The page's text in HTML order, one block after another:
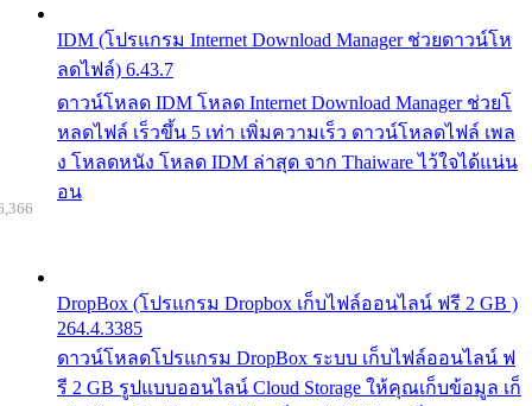
IDM (โปรแกรม Internet Download Manager ช่วยดาวน์โห
ลดไฟล์) 6.43.7
ดาวน์โหลด IDM โหลด Internet Download Manager ช่วยโ
หลดไฟล์ เร็วขึ้น 5 เท่า เพิ่มความเร็ว ดาวน์โหลดไฟล์ เพล
ง โหลดหนัง โหลด IDM ล่าสุด จาก Thaiware ไว้ใจได้แน่น
อน
DropBox (โปรแกรม Dropbox เก็บไฟล์ออนไลน์ ฟรี 2 GB )
264.4.3385
ดาวน์โหลดโปรแกรม DropBox ระบบ เก็บไฟล์ออนไลน์ ฟ
รี 2 GB รูปแบบออนไลน์ Cloud Storage ให้คุณเก็บข้อมูล เก็